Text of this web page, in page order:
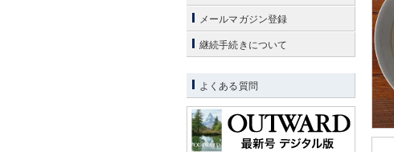
メールマガジン登録
継続手続きについて
よくある質問